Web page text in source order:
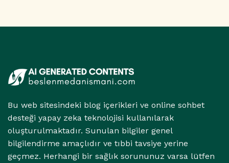
Bu web sitesindeki blog içerikleri ve online sohbet
desteği yapay zeka teknolojisi kullanılarak
oluşturulmaktadır. Sunulan bilgiler genel
bilgilendirme amaçlıdır ve tıbbi tavsiye yerine
geçmez. Herhangi bir sağlık sorununuz varsa lütfen